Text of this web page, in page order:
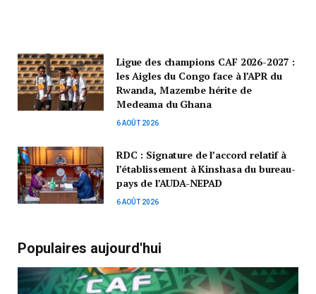
Ligue des champions CAF 2026-2027 :
les Aigles du Congo face à l’APR du
Rwanda, Mazembe hérite de
Medeama du Ghana
6 AOÛT 2026
RDC : Signature de l’accord relatif à
l’établissement à Kinshasa du bureau-
pays de l’AUDA-NEPAD
6 AOÛT 2026
Populaires aujourd'hui